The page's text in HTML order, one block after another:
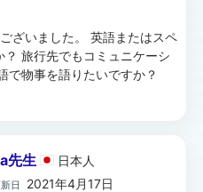
ざいました。 英語またはスペ
旅行先でもコミュニケーシ
で物事を語りたいですか？
先生 日本 人
日 2021年4月17日